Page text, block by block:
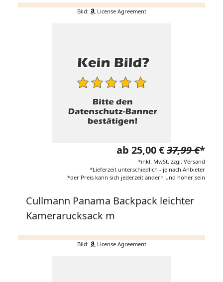
Bild: License Agreement
ab 25,00 €37,99 €*
*inkl. MwSt. zzgl. Versand
*Lieferzeit unterschiedlich - je nach Anbieter
*der Preis kann sich jederzeit ändern und höher sein
Cullmann Panama Backpack leichter
Kamerarucksack m
Bild: License Agreement